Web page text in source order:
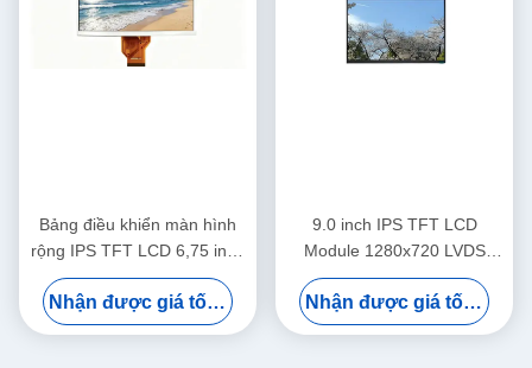
Bảng điều khiển màn hình
rộng IPS TFT LCD 6,75 inch
cho thiết bị hiển thị ô tô
Nhận được giá tốt nhất
9.0 inch IPS TFT LCD
Module 1280x720 LVDS
Display cho bảng điều khiển
ô tô
Nhận được giá tốt nhất